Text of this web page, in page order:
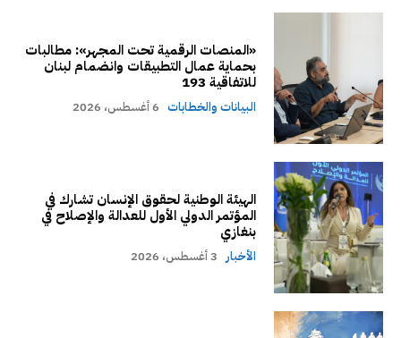
«المنصات الرقمية تحت المجهر»: مطالبات
بحماية عمال التطبيقات وانضمام لبنان
للاتفاقية 193
البيانات والخطابات 6 أغسطس، 2026
الهيئة الوطنية لحقوق الإنسان تشارك في
المؤتمر الدولي الأول للعدالة والإصلاح في
بنغازي
الأخبار 3 أغسطس، 2026